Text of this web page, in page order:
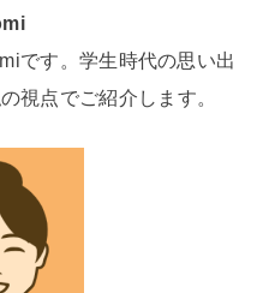
です。学生時代の思い出
視点でご紹介します。